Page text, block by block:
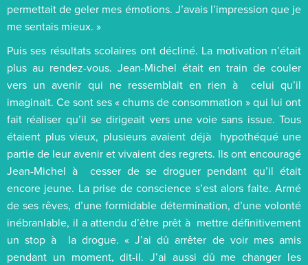
permettait de geler mes émotions. J’avais l’impression que je
me sentais mieux. »
Puis ses résultats scolaires ont décliné. La motivation n’était
plus au rendez-vous. Jean-Michel était en train de couler
vers un avenir qui ne ressemblait en rien à celui qu’il
imaginait. Ce sont ses « chums de consommation » qui lui ont
fait réaliser qu’il se dirigeait vers une voie sans issue. Tous
étaient plus vieux, plusieurs avaient déjà hypothéqué une
partie de leur avenir et vivaient des regrets. Ils ont encouragé
Jean-Michel à cesser de se droguer pendant qu’il était
encore jeune. La prise de conscience s’est alors faite. Armé
de ses rêves, d’une formidable détermination, d’une volonté
inébranlable, il a attendu d’être prêt à mettre définitivement
un stop à la drogue. « J’ai dû arrêter de voir mes amis
pendant un moment, dit-il. J’ai aussi dû me changer les